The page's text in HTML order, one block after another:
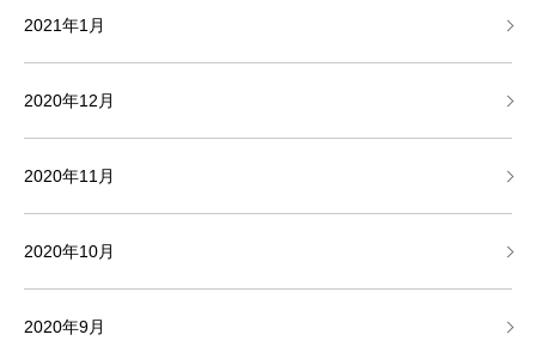
2021年1月
2020年12月
2020年11月
2020年10月
2020年9月